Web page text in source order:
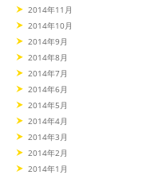
2014年11月
2014年10月
2014年9月
2014年8月
2014年7月
2014年6月
2014年5月
2014年4月
2014年3月
2014年2月
2014年1月